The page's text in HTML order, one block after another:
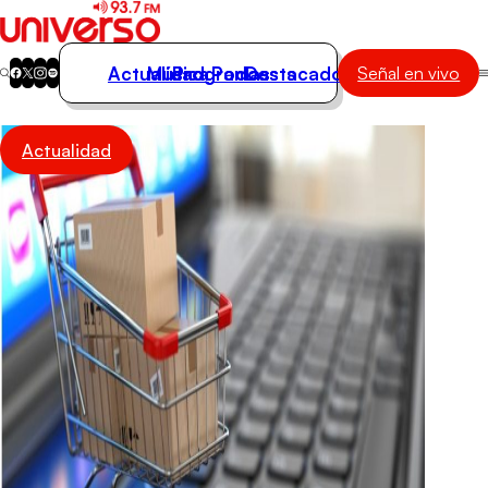
Actualidad
Música
Programas
Podcasts
Destacados
Actualidad
Música
Programas
Podcasts
Destacados Señal en vivo
Actualidad